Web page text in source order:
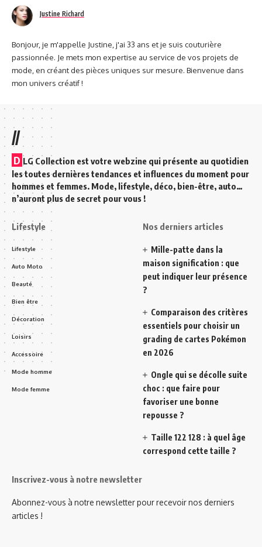
Justine Richard
Bonjour, je m'appelle Justine, j'ai 33 ans et je suis couturière
passionnée. Je mets mon expertise au service de vos projets de
mode, en créant des pièces uniques sur mesure. Bienvenue dans
mon univers créatif !
//
D LG Collection est votre webzine qui présente au quotidien
les toutes dernières tendances et influences du moment pour
hommes et femmes. Mode, lifestyle, déco, bien-être, auto…
n’auront plus de secret pour vous !
Lifestyle
Lifestyle
Auto Moto
Beauté
Bien être
Décoration
Loisirs
Accessoire
Mode homme
Mode femme
Nos derniers articles
Mille-patte dans la
maison signification : que
peut indiquer leur présence
?
Comparaison des critères
essentiels pour choisir un
grading de cartes Pokémon
en 2026
Ongle qui se décolle suite
choc : que faire pour
favoriser une bonne
repousse ?
Taille 122 128 : à quel âge
correspond cette taille ?
Inscrivez-vous à notre newsletter
Abonnez-vous à notre newsletter pour recevoir nos derniers
articles !